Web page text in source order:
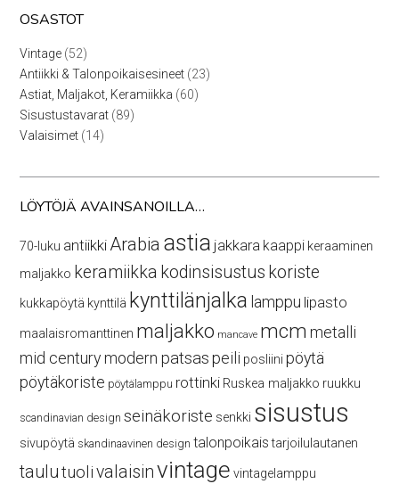
OSASTOT
Vintage 5252
tuotetta
Antiikki & Talonpoikaisesineet 2323
Astiat, Maljakot, Keramiikka 6060
Sisustustavarat 8989
Valaisimet 1414
LÖYTÖJÄ AVAINSANOILLA…
70-luku antiikki Arabia astia jakkara kaappi keraaminen
maljakko keramiikka kodinsisustus koriste
kukkapöytä kynttilä kynttilänjalka lamppu lipasto
maalaisromanttinen maljakko mancave mcm metalli
mid century modern patsaspeili posliini pöytä
pöytäkoriste pöytälamppu rottinki Ruskea maljakko ruukku
scandinavian design seinäkoriste senkki sisustus
sivupöytä skandinaavinen design talonpoikais tarjoilulautanen
taulutuolivalaisinvintage vintagelamppu